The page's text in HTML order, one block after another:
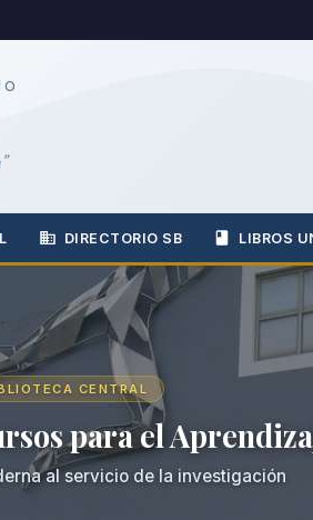
DIRECTORIO SB LIBROS
CENTRAL
para el
al servicio de la investigación